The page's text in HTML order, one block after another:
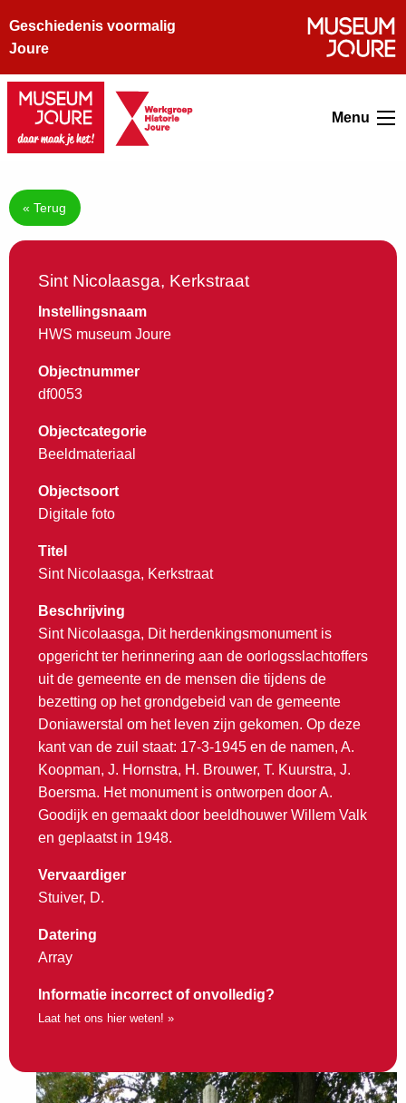
Geschiedenis voormalig
Joure
Menu
« Terug
Sint Nicolaasga, Kerkstraat
Instellingsnaam
HWS museum Joure
Objectnummer
df0053
Objectcategorie
Beeldmateriaal
Objectsoort
Digitale foto
Titel
Sint Nicolaasga, Kerkstraat
Beschrijving
Sint Nicolaasga, Dit herdenkingsmonument is
opgericht ter herinnering aan de oorlogsslachtoffers
uit de gemeente en de mensen die tijdens de
bezetting op het grondgebeid van de gemeente
Doniawerstal om het leven zijn gekomen. Op deze
kant van de zuil staat: 17-3-1945 en de namen, A.
Koopman, J. Hornstra, H. Brouwer, T. Kuurstra, J.
Boersma. Het monument is ontworpen door A.
Goodijk en gemaakt door beeldhouwer Willem Valk
en geplaatst in 1948.
Vervaardiger
Stuiver, D.
Datering
Array
Informatie incorrect of onvolledig?
Laat het ons hier weten! »